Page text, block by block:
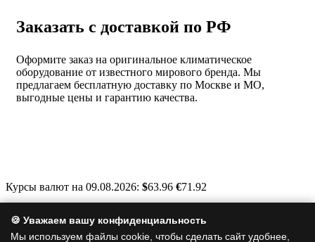
Заказать с доставкой по РФ
Оформите заказ на оригинальное климатическое
оборудование от известного мирового бренда. Мы
предлагаем бесплатную доставку по Москве и МО,
выгодные цены и гарантию качества.
Курсы валют на 09.08.2026: $63.96 €71.92
🍪 Уважаем вашу конфиденциальность
Мы используем файлы cookie, чтобы сделать сайт удобнее,